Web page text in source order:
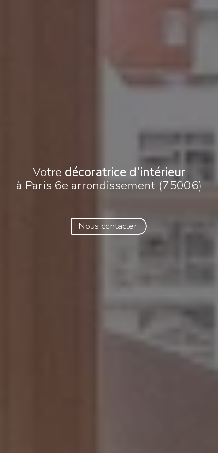
Votre décoratrice d’intérieur
à Paris 6e arrondissement (75006)
Nous contacter